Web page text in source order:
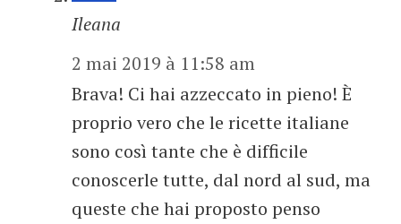
Ileana
2 mai 2019 à 11:58 am
Brava! Ci hai azzeccato in pieno! È
proprio vero che le ricette italiane
sono così tante che è difficile
conoscerle tutte, dal nord al sud, ma
queste che hai proposto penso